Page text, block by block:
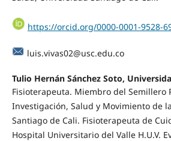
https://orcid.org/0000-0001-9528-
luis.vivas02@usc.edu.co
Tulio Hernán Sánchez Soto,
Fisioterapeuta. Miembro del Semillero
Investigación, Salud y Movimiento de
Santiago de Cali. Fisioterapeuta de
Hospital Universitario del Valle H.U.V.